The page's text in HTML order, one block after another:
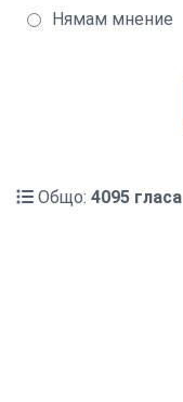
Нямам мнение
Общо: 4095 гласа